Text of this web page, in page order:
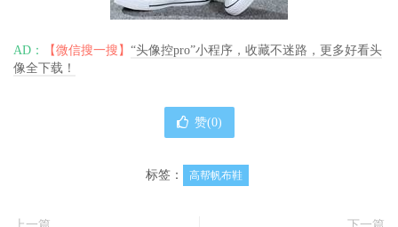
AD： 【微信搜一搜】 “头像控pro”小程序，收藏不迷路，更多好看头
像全下载！
赞(0)
标签： 高帮帆布鞋